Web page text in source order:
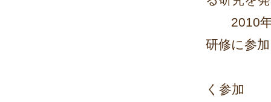
2010年
研修に参加
く参加